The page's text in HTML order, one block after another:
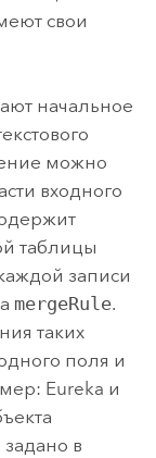
свои
начальное
можно
входного
таблицы
записи
mergeRule.
таких
поля и
Eureka и
задано в